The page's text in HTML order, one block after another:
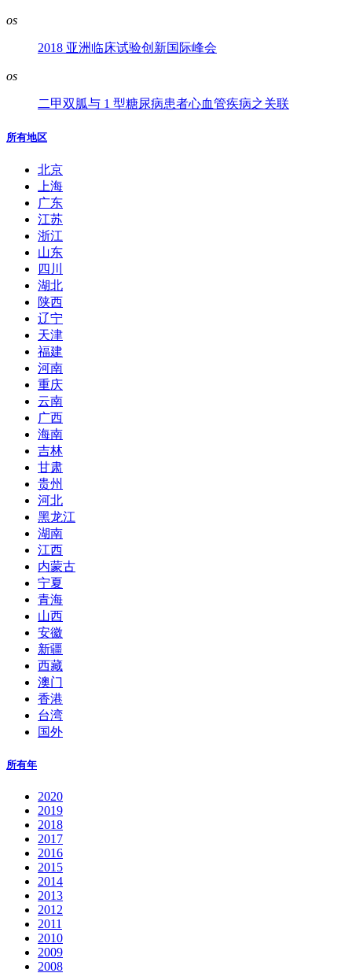
os
2018 亚洲临床试验创新国际峰会
os
二甲双胍与 1 型糖尿病患者心血管疾病之关联
所有地区
北京
上海
广东
江苏
浙江
山东
四川
湖北
陕西
辽宁
天津
福建
河南
重庆
云南
广西
海南
吉林
甘肃
贵州
河北
黑龙江
湖南
江西
内蒙古
宁夏
青海
山西
安徽
新疆
西藏
澳门
香港
台湾
国外
所有年
2020
2019
2018
2017
2016
2015
2014
2013
2012
2011
2010
2009
2008